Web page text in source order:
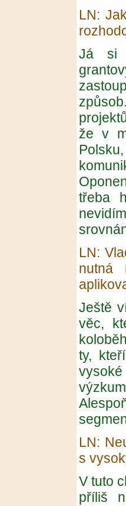
LN:
Já si
že v
třeba
LN:
nutná
Ještě
věc,
ty,
LN:
s
V tuto
příliš